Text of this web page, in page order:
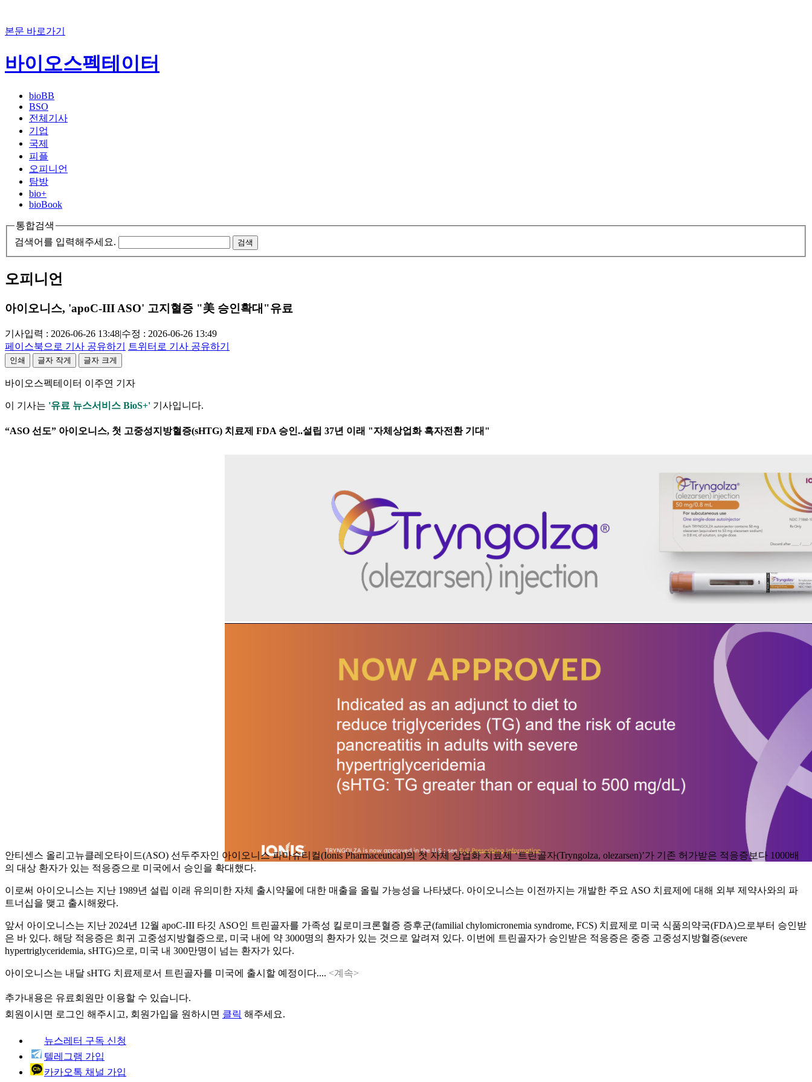
본문 바로가기
바이오스펙테이터
bioBB
BSO
전체기사
기업
국제
피플
오피니언
탐방
bio+
bioBook
통합검색
검색어를 입력해주세요.
검색
오피니언
아이오니스, 'apoC-III ASO' 고지혈증 "美 승인확대"유료
기사입력 : 2026-06-26 13:48|수정 : 2026-06-26 13:49
페이스북으로 기사 공유하기
트위터로 기사 공유하기
인쇄 글자 작게 글자 크게
바이오스펙테이터 이주연 기자
이 기사는 '유료 뉴스서비스 BioS+' 기사입니다.
“ASO 선도” 아이오니스, 첫 고중성지방혈증(sHTG) 치료제 FDA 승인..설립 37년 이래 "자체상업화 흑자전환 기대"
안티센스 올리고뉴클레오타이드(ASO) 선두주자인 아이오니스 파마슈티컬(Ionis Pharmaceutical)의 첫 자체 상업화 치료제 ‘트린골자(Tryngolza, olezarsen)’가 기존 허가받은 적응증보다 1000배
의 대상 환자가 있는 적응증으로 미국에서 승인을 확대했다.
이로써 아이오니스는 지난 1989년 설립 이래 유의미한 자체 출시약물에 대한 매출을 올릴 가능성을 나타냈다. 아이오니스는 이전까지는 개발한 주요 ASO 치료제에 대해 외부 제약사와의 파
트너십을 맺고 출시해왔다.
앞서 아이오니스는 지난 2024년 12월 apoC-III 타깃 ASO인 트린골자를 가족성 킬로미크론혈증 증후군(familial chylomicronemia syndrome, FCS) 치료제로 미국 식품의약국(FDA)으로부터 승인받
은 바 있다. 해당 적응증은 희귀 고중성지방혈증으로, 미국 내에 약 3000명의 환자가 있는 것으로 알려져 있다. 이번에 트린골자가 승인받은 적응증은 중증 고중성지방혈증(severe
hypertriglyceridemia, sHTG)으로, 미국 내 300만명이 넘는 환자가 있다.
아이오니스는 내달 sHTG 치료제로서 트린골자를 미국에 출시할 예정이다.... <계속>
추가내용은 유료회원만 이용할 수 있습니다.
회원이시면 로그인 해주시고, 회원가입을 원하시면 클릭 해주세요.
뉴스레터 구독 신청
텔레그램 가입
카카오톡 채널 가입